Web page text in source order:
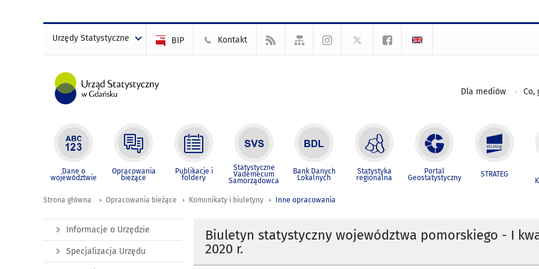
Urzędy Statystyczne BIP Kontakt
Dla mediów Co,
Dane o
województwie
Opracowania
bieżące
Publikacje i
foldery
Statystyczne
Vademecum
Samorządowca
Bank Danych
Lokalnych
Statystyka
regionalna
Portal
Geostatystyczny STRATEG
Strona główna Opracowania bieżące Komunikaty i biuletyny Inne opracowania
Biuletyn statystyczny województwa pomorskiego - I
2020 r.
Informacje o Urzędzie
Specjalizacja Urzędu